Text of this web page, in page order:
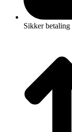
Sikker betaling